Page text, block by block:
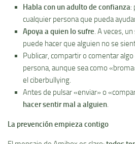
Habla con un adulto de confianza:
cualquier persona que pueda
Apoya a quien lo sufre. A veces,
puede hacer que alguien no se
Publicar, compartir o comentar
persona, aunque sea como
el ciberbullying.
Antes de pulsar «enviar» o
hacer sentir mal a alguien.
La prevención empieza contigo